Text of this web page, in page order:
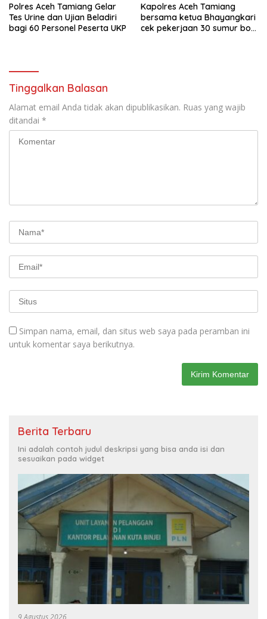
Polres Aceh Tamiang Gelar
Tes Urine dan Ujian Beladiri
bagi 60 Personel Peserta UKP
Kapolres Aceh Tamiang
bersama ketua Bhayangkari
cek pekerjaan 30 sumur bor
Tinggalkan Balasan
Alamat email Anda tidak akan dipublikasikan. Ruas yang wajib
ditandai *
Simpan nama, email, dan situs web saya pada peramban ini
untuk komentar saya berikutnya.
Berita Terbaru
Ini adalah contoh judul deskripsi yang bisa anda isi dan
sesuaikan pada widget
9 Agustus 2026